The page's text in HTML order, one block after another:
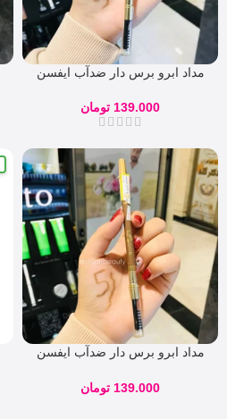
مداد ابرو برس دار ضدآب ایفسن
139.000 تومان
مداد ابرو برس دار ضدآب ایفسن
139.000 تومان